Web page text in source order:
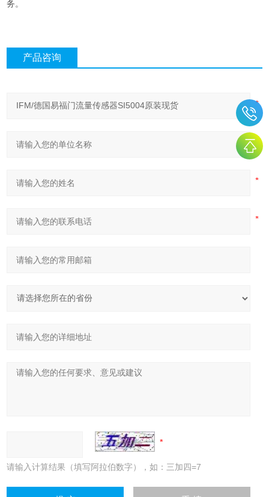
务。
产品咨询
请输入计算结果（填写阿拉伯数字），如：三加四=7